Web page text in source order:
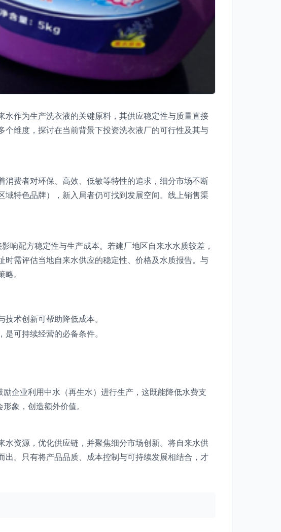
作为生产洗衣液的关键原料，其供应稳定性与质量直接
维度，探讨在当前背景下投资洗衣液厂的可行性及其与
费者对环保、高效、低敏等特性的追求，细分市场不断
特色品牌），新入局者仍可找到发展空间。线上销售渠
响配方稳定性与生产成本。若建厂地区自来水水质较差，
需评估当地自来水供应的稳定性、价格及水质报告。与
。
术创新可帮助降低成本。
可持续经营的必备条件。
企业利用中水（再生水）进行生产，这既能降低水费支
象，创造额外价值。
资源，优化供应链，并聚焦细分市场创新。将自来水供
。只有将产品品质、成本控制与可持续发展相结合，才